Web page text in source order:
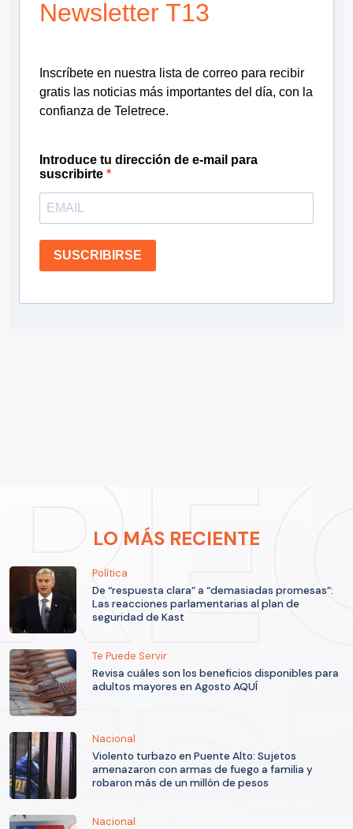
Newsletter T13
Inscríbete en nuestra lista de correo para recibir
gratis las noticias más importantes del día, con la
confianza de Teletrece.
Introduce tu dirección de e-mail para
suscribirte
SUSCRIBIRSE
LO MÁS RECIENTE
Política
De “respuesta clara” a “demasiadas promesas”:
Las reacciones parlamentarias al plan de
seguridad de Kast
Te Puede Servir
Revisa cuáles son los beneficios disponibles para
adultos mayores en Agosto AQUÍ
Nacional
Violento turbazo en Puente Alto: Sujetos
amenazaron con armas de fuego a familia y
robaron más de un millón de pesos
Nacional